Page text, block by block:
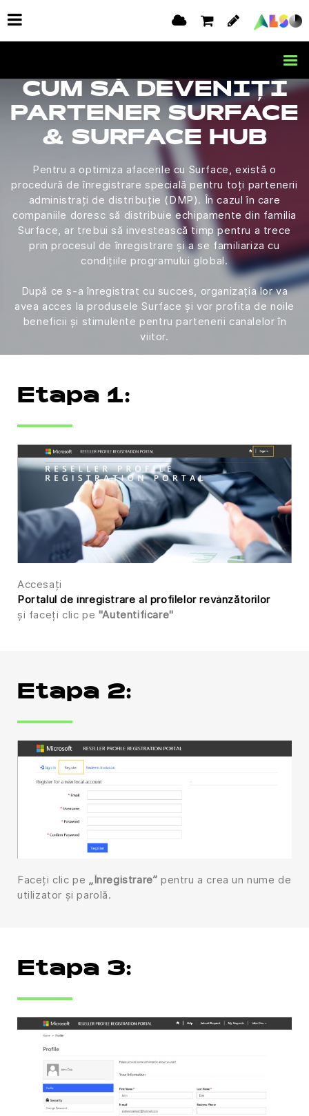
CUM SĂ DEVENIȚI
PARTENER SURFACE
& SURFACE HUB
Pentru a optimiza afacerile cu Surface, există o
procedură de înregistrare specială pentru toți partenerii
administrați de distribuție (DMP). În cazul în care
companiile doresc să distribuie echipamente din familia
Surface, ar trebui să investească timp pentru a trece
prin procesul de înregistrare și a se familiariza cu
condițiile programului global.
După ce s-a înregistrat cu succes, organizația lor va
avea acces la produsele Surface și vor profita de noile
beneficii și stimulente pentru partenerii canalelor în
viitor.
Etapa 1:
Accesați
Portalul de înregistrare al profilelor revânzătorilor
și faceți clic pe "Autentificare"
Etapa 2:
Faceți clic pe „Înregistrare” pentru a crea un nume de
utilizator și parolă.
Etapa 3: